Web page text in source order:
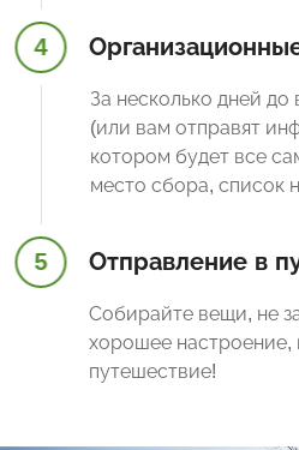
4
За несколько дней до
(или вам отправят
котором будет все
место сбора, список
5 Отправление в
Собирайте вещи, не
хорошее настроение,
путешествие!